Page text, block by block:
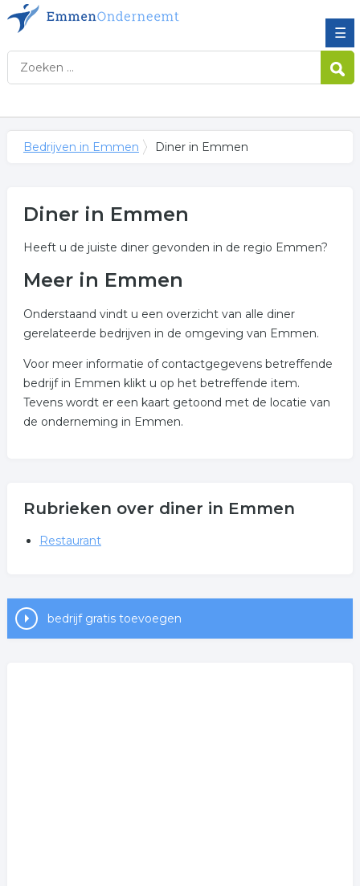
☰
Bedrijven in Emmen Diner in Emmen
Diner in Emmen
Heeft u de juiste diner gevonden in de regio Emmen?
Meer in Emmen
Onderstaand vindt u een overzicht van alle diner
gerelateerde bedrijven in de omgeving van Emmen.
Voor meer informatie of contactgegevens betreffende
bedrijf in Emmen klikt u op het betreffende item.
Tevens wordt er een kaart getoond met de locatie van
de onderneming in Emmen.
Rubrieken over diner in Emmen
Restaurant
bedrijf gratis toevoegen